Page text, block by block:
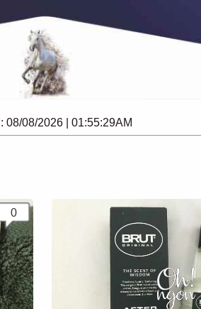
08/08/2026 | 01:55:29AM
0